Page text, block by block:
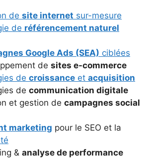
de site internet sur-mesure
de référencement naturel
Google Ads (SEA) ciblées
de sites e-commerce
de croissance et acquisition
de communication digitale
et gestion de campagnes social
marketing pour le SEO et la
& analyse de performance